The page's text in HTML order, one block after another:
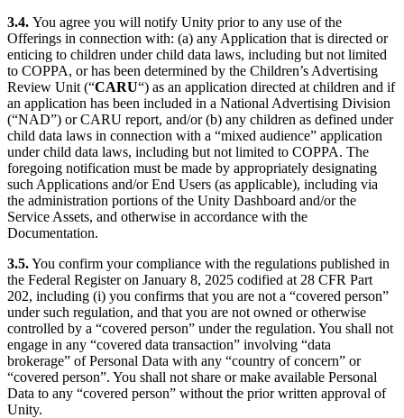
3.4. You agree you will notify Unity prior to any use of the
Offerings in connection with: (a) any Application that is directed or
enticing to children under child data laws, including but not limited
to COPPA, or has been determined by the Children’s Advertising
Review Unit (“CARU“) as an application directed at children and if
an application has been included in a National Advertising Division
(“NAD”) or CARU report, and/or (b) any children as defined under
child data laws in connection with a “mixed audience” application
under child data laws, including but not limited to COPPA. The
foregoing notification must be made by appropriately designating
such Applications and/or End Users (as applicable), including via
the administration portions of the Unity Dashboard and/or the
Service Assets, and otherwise in accordance with the
Documentation.
3.5.You confirm your compliance with the regulations published in
the Federal Register on January 8, 2025 codified at 28 CFR Part
202, including (i) you confirms that you are not a “covered person”
under such regulation, and that you are not owned or otherwise
controlled by a “covered person” under the regulation. You shall not
engage in any “covered data transaction” involving “data
brokerage” of Personal Data with any “country of concern” or
“covered person”. You shall not share or make available Personal
Data to any “covered person” without the prior written approval of
Unity.